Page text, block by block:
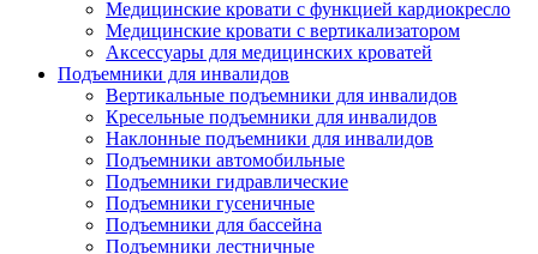
Медицинские кровати с функцией кардиокресло
Медицинские кровати с вертикализатором
Аксессуары для медицинских кроватей
Подъемники для инвалидов
Вертикальные подъемники для инвалидов
Кресельные подъемники для инвалидов
Наклонные подъемники для инвалидов
Подъемники автомобильные
Подъемники гидравлические
Подъемники гусеничные
Подъемники для бассейна
Подъемники лестничные